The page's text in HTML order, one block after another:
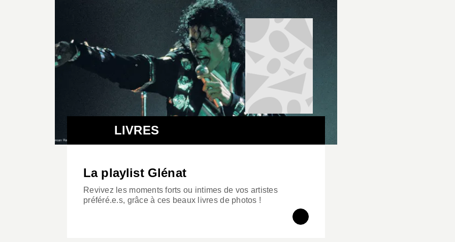
LIVRES
La playlist Glénat
Revivez les moments forts ou intimes de vos artistes
préféré.e.s, grâce à ces beaux livres de photos !